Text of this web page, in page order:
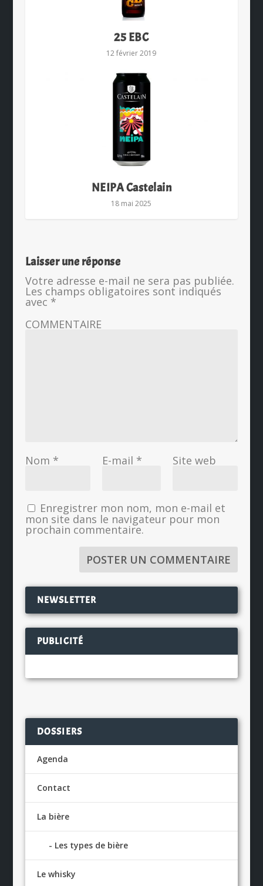
25 EBC
12 février 2019
NEIPA Castelain
18 mai 2025
Laisser une réponse
Votre adresse e-mail ne sera pas publiée.
Les champs obligatoires sont indiqués
avec *
COMMENTAIRE
Nom * E-mail * Site web
Enregistrer mon nom, mon e-mail et
mon site dans le navigateur pour mon
prochain commentaire.
NEWSLETTER
PUBLICITÉ
DOSSIERS
Agenda
Contact
La bière
Les types de bière
Le whisky